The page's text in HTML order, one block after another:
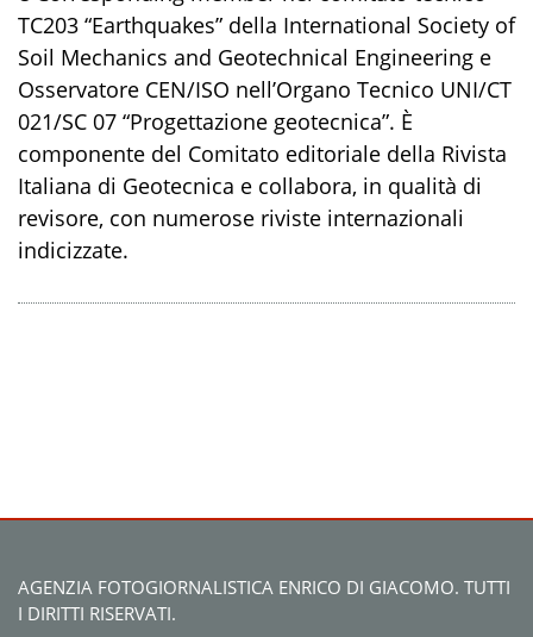
TC203 “Earthquakes” della International Society of
Soil Mechanics and Geotechnical Engineering e
Osservatore CEN/ISO nell’Organo Tecnico UNI/CT
021/SC 07 “Progettazione geotecnica”. È
componente del Comitato editoriale della Rivista
Italiana di Geotecnica e collabora, in qualità di
revisore, con numerose riviste internazionali
indicizzate.
AGENZIA FOTOGIORNALISTICA ENRICO DI GIACOMO. TUTTI
I DIRITTI RISERVATI.